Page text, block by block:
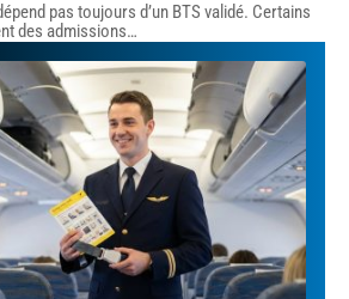
pas toujours d’un BTS validé. Certains
des admissions…